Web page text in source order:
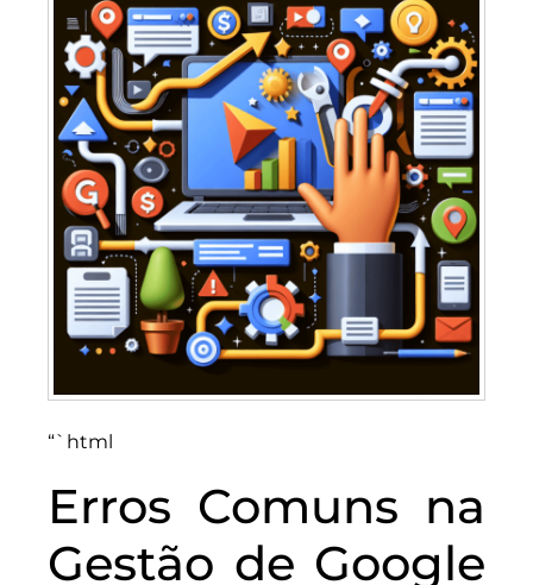
“`html
Erros Comuns na
Gestão de Google